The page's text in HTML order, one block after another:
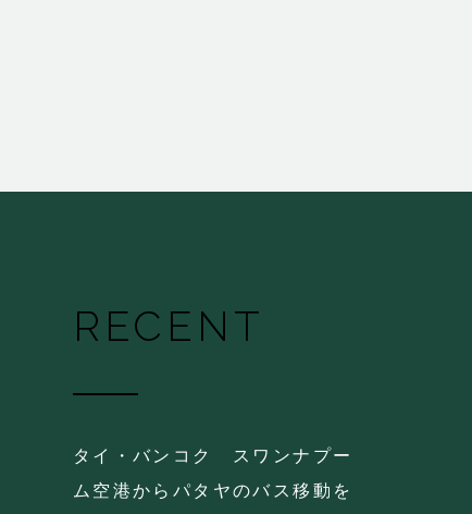
RECENT
タイ・バンコク スワンナプー
ム空港からパタヤのバス移動を